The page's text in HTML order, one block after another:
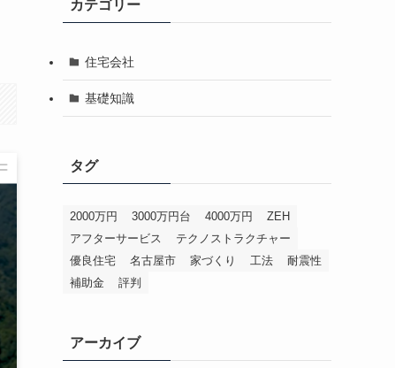
カテゴリー
住宅会社
基礎知識
タグ
2000万円 3000万円台 4000万円
ZEH
アフターサービス
テクノストラクチャー
優良住宅
名古屋市 家づくり 工法
耐震性
補助金
評判
アーカイブ